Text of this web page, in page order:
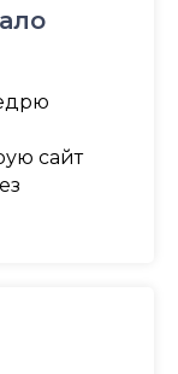
сайт